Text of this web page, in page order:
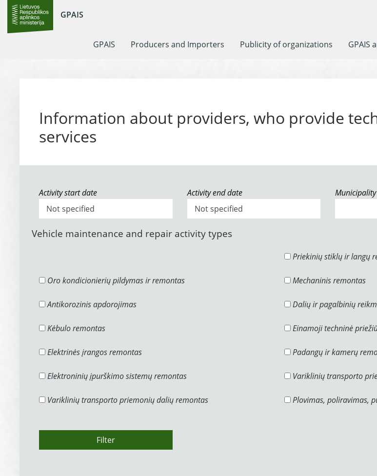
GPAIS
GPAIS Producers and Importers Publicity of organizations GPAIS
Information about providers, who provide
services
Activity start date Activity end date Municipality
Vehicle maintenance and repair activity types
Oro kondicionierių pildymas ir remontas
Antikorozinis apdorojimas
Kėbulo remontas
Elektrinės įrangos remontas
Elektroninių įpurškimo sistemų remontas
Variklinių transporto priemonių dalių remontas
Priekinių stiklų ir langų
Mechaninis remontas
Dalių ir pagalbinių
Einamoji techninė
Padangų ir kamerų
Variklinių transporto
Plovimas, poliravimas,
Filter